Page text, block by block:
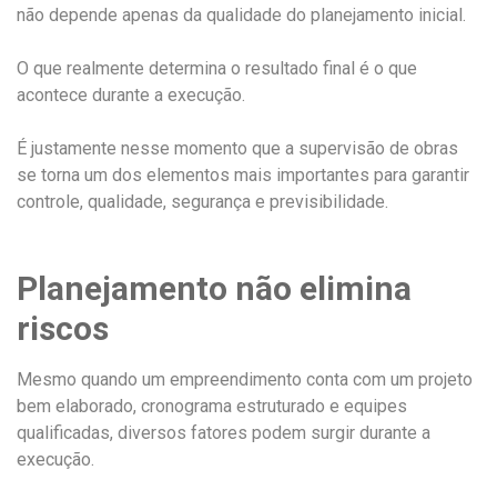
não depende apenas da qualidade do planejamento inicial.
O que realmente determina o resultado final é o que
acontece durante a execução.
É justamente nesse momento que a supervisão de obras
se torna um dos elementos mais importantes para garantir
controle, qualidade, segurança e previsibilidade.
Planejamento não elimina
riscos
Mesmo quando um empreendimento conta com um projeto
bem elaborado, cronograma estruturado e equipes
qualificadas, diversos fatores podem surgir durante a
execução.